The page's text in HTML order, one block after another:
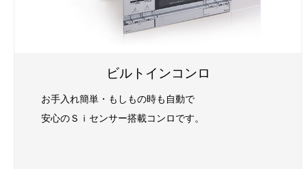
ビルトインコンロ
お手入れ簡単・もしもの時も自動で
安心のＳｉセンサー搭載コンロです。